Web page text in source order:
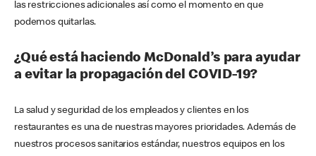
las restricciones adicionales así como el momento en que
podemos quitarlas.
¿Qué está haciendo McDonald’s para ayudar
a evitar la propagación del COVID-19?
La salud y seguridad de los empleados y clientes en los
restaurantes es una de nuestras mayores prioridades. Además de
nuestros procesos sanitarios estándar, nuestros equipos en los